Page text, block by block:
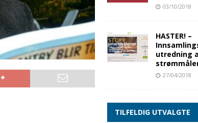
03/10/2018
HASTER! –
utredning
27/04/2018
TILFELDIG UTVALGTE